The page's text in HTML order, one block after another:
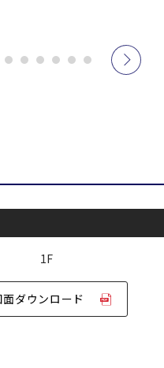
ダウンロード
会議室